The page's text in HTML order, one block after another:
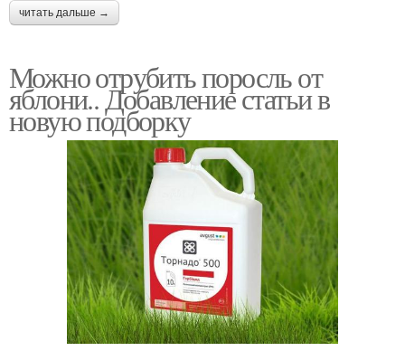
читать дальше →
Можно отрубить поросль от
яблони.. Добавление статьи в
новую подборку